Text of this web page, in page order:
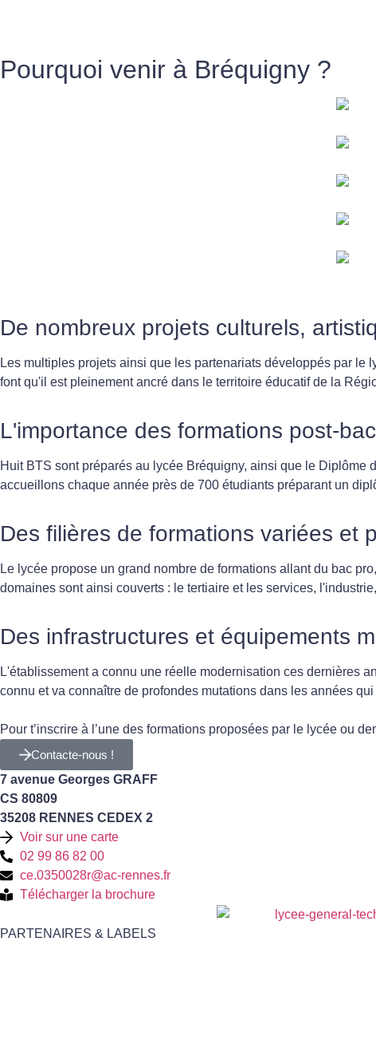
Pourquoi venir à Bréquigny ?
De nombreux projets culturels,
Les multiples projets ainsi que les partenariats développés par
font qu'il est pleinement ancré dans le territoire éducatif de la
L'importance des formations post-bac
Huit BTS sont préparés au lycée Bréquigny, ainsi que le
accueillons chaque année près de 700 étudiants préparant un
Des filières de formations variées et
Le lycée propose un grand nombre de formations allant du bac
domaines sont ainsi couverts : le tertiaire et les services,
Des infrastructures et équipements
L'établissement a connu une réelle modernisation ces dernières
connu et va connaître de profondes mutations dans les années
Pour t’inscrire à l’une des formations proposées par le lycée ou
Contacte-nous !
7 avenue Georges GRAFF
CS 80809
35208 RENNES CEDEX 2
Voir sur une carte
02 99 86 82 00
ce.0350028r@ac-rennes.fr
Télécharger la brochure
PARTENAIRES & LABELS